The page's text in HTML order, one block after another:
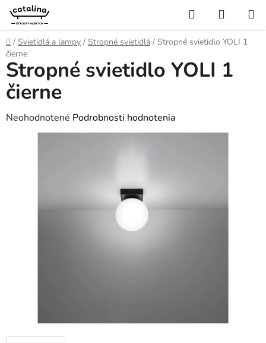
Prejsť
obsah
Hľadať
KOŠÍK
Domov
/ Svietidlá a lampy / Stropné svietidlá / Stropné svietidlo YOLI 1
čierne
Stropné svietidlo YOLI 1
čierne
Priemerné
hodnotenie
Neohodnotené Podrobnosti hodnotenia